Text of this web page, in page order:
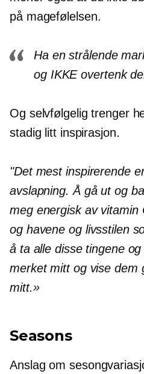
på magefølelsen.
Ha en strålende
og IKKE overtenk
Og selvfølgelig trenger
stadig litt inspirasjon.
"Det mest inspirerende
avslapning. Å gå ut og
meg energisk av vitamin
og havene og livsstilen
å ta alle disse tingene
merket mitt og vise dem
mitt.»
Seasons
Anslag om